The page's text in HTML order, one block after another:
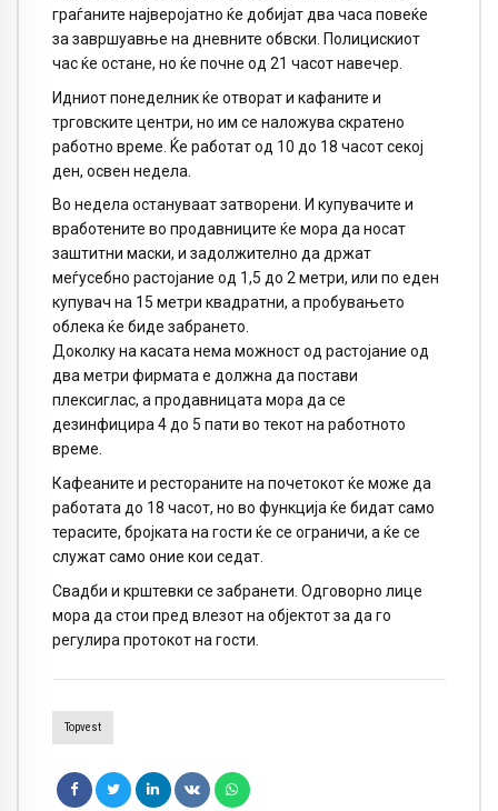
граѓаните најверојатно ќе добијат два часа повеќе
за завршуавње на дневните обвски. Полицискиот
час ќе остане, но ќе почне од 21 часот навечер.
Идниот понеделник ќе отворат и кафаните и
трговските центри, но им се наложува скратено
работно време. Ќе работат од 10 до 18 часот секој
ден, освен недела.
Во недела остануваат затворени. И купувачите и
вработените во продавниците ќе мора да носат
заштитни маски, и задолжително да држат
меѓусебно растојание од 1,5 до 2 метри, или по еден
купувач на 15 метри квадратни, а пробувањето
облека ќе биде забрането.
Доколку на касата нема можност од растојание од
два метри фирмата е должна да постави
плексиглас, а продавницата мора да се
дезинфицира 4 до 5 пати во текот на работното
време.
Кафеаните и рестораните на почетокот ќе може да
работата до 18 часот, но во функција ќе бидат само
терасите, бројката на гости ќе се ограничи, а ќе се
служат само оние кои седат.
Свадби и крштевки се забранети. Одговорно лице
мора да стои пред влезот на објектот за да го
регулира протокот на гости.
Topvest